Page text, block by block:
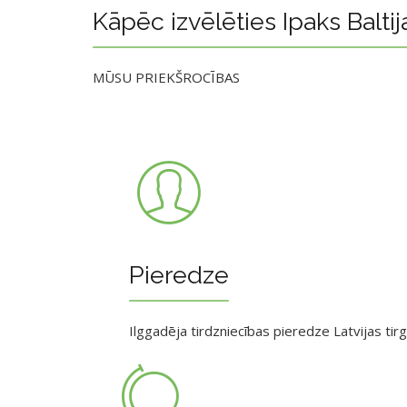
Kāpēc izvēlēties Ipaks
MŪSU PRIEKŠROCĪBAS
Pieredze
Ilggadēja tirdzniecības pieredze Latvijas